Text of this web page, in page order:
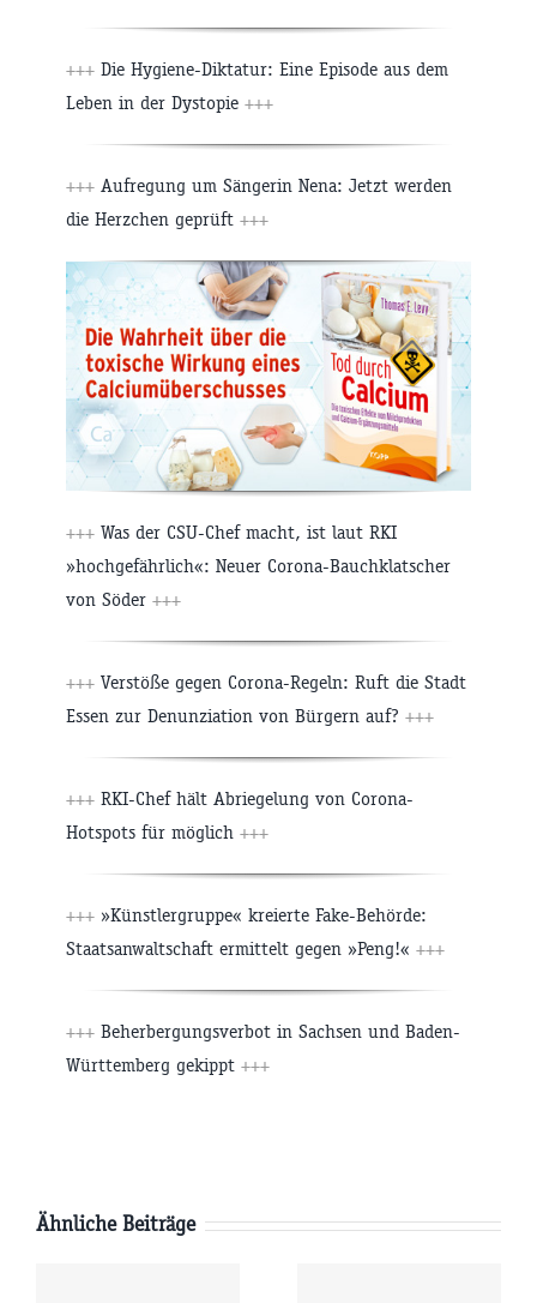
+++ Die Hygiene-Diktatur: Eine Episode aus dem
Leben in der Dystopie +++
+++ Aufregung um Sängerin Nena: Jetzt werden
die Herzchen geprüft +++
+++ Was der CSU-Chef macht, ist laut RKI
»hochgefährlich«: Neuer Corona-Bauchklatscher
von Söder +++
+++ Verstöße gegen Corona-Regeln: Ruft die Stadt
Essen zur Denunziation von Bürgern auf? +++
+++ RKI-Chef hält Abriegelung von Corona-
Hotspots für möglich +++
+++ »Künstlergruppe« kreierte Fake-Behörde:
Staatsanwaltschaft ermittelt gegen »Peng!« +++
+++ Beherbergungsverbot in Sachsen und Baden-
Württemberg gekippt +++
Ähnliche Beiträge